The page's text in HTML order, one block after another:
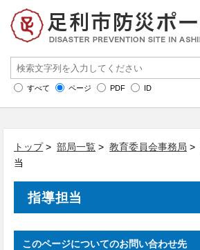
すべて ページ PDF ID
トップ> 部局一覧 > 教育委員会事務局 >
当
指導担当
このページについてのお問い合わせ先